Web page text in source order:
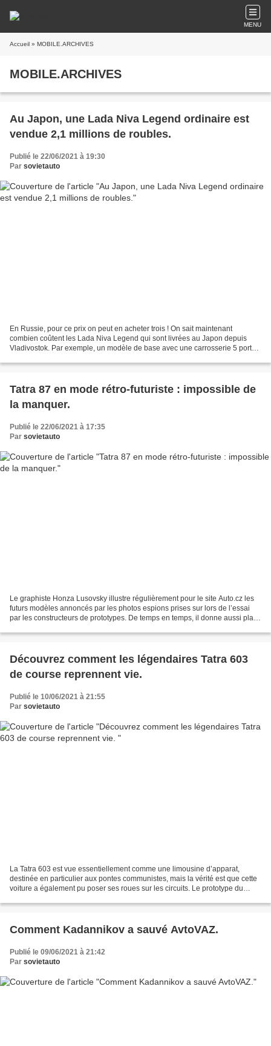
MENU
Accueil » MOBILE.ARCHIVES
MOBILE.ARCHIVES
Au Japon, une Lada Niva Legend ordinaire est
vendue 2,1 millions de roubles.
Publié le 22/06/2021 à 19:30
Par sovietauto
En Russie, pour ce prix on peut en acheter trois ! On sait maintenant
combien coûtent les Lada Niva Legend qui sont livrées au Japon depuis
Vladivostok. Par exemple, un modèle de base avec une carrosserie 5 portes
Tatra 87 en mode rétro-futuriste : impossible de
la manquer.
Publié le 22/06/2021 à 17:35
Par sovietauto
Le graphiste Honza Lusovsky illustre régulièrement pour le site Auto.cz les
futurs modèles annoncés par les photos espions prises sur lors de l’essai
par les constructeurs de prototypes. De temps en temps, il donne aussi place
Découvrez comment les légendaires Tatra 603
de course reprennent vie.
Publié le 10/06/2021 à 21:55
Par sovietauto
La Tatra 603 est vue essentiellement comme une limousine d’apparat,
destinée en particulier aux pontes communistes, mais la vérité est que cette
voiture a également pu poser ses roues sur les circuits. Le prototype du
Comment Kadannikov a sauvé AvtoVAZ.
Publié le 09/06/2021 à 21:42
Par sovietauto